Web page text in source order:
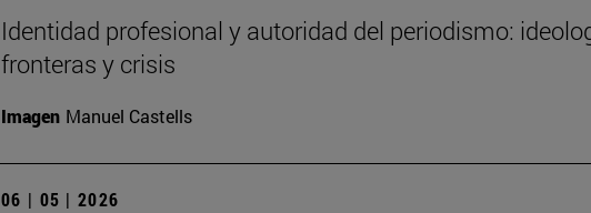
Identidad profesional y autoridad del periodismo:
fronteras y crisis
Imagen Manuel Castells
06 | 05 | 2026